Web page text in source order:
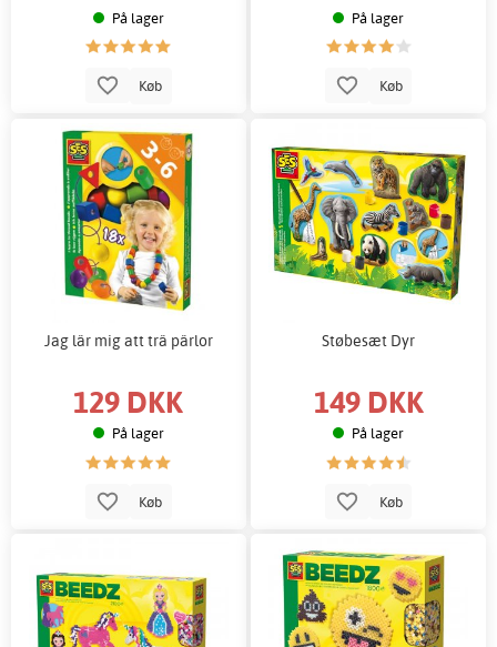
På lager
Køb
På lager
Køb
Jag lär mig att trä pärlor
129 DKK
På lager
Køb
Støbesæt Dyr
149 DKK
På lager
Køb